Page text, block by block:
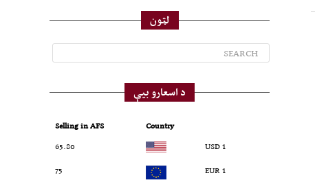
لټون
د اسعارو بیې
Country
Selling in AFS
1 USD
65.80
1 EUR
75